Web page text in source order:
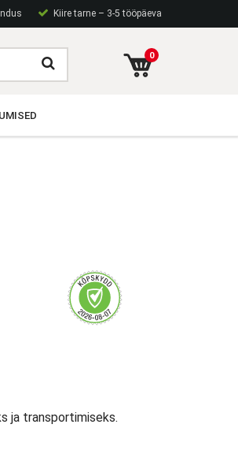
Kiire tarne – 3-5 tööpäeva
0
ja transportimiseks.